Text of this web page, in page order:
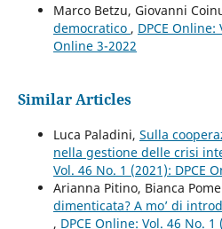
Marco Betzu, Giovanni
democratico , DPCE Online:
Online 3-2022
Similar Articles
Luca Paladini, Sulla
nella gestione delle crisi
Vol. 46 No. 1 (2021): DPCE
Arianna Pitino, Bianca
dimenticata? A mo’ di
, DPCE Online: Vol. 46 No. 1